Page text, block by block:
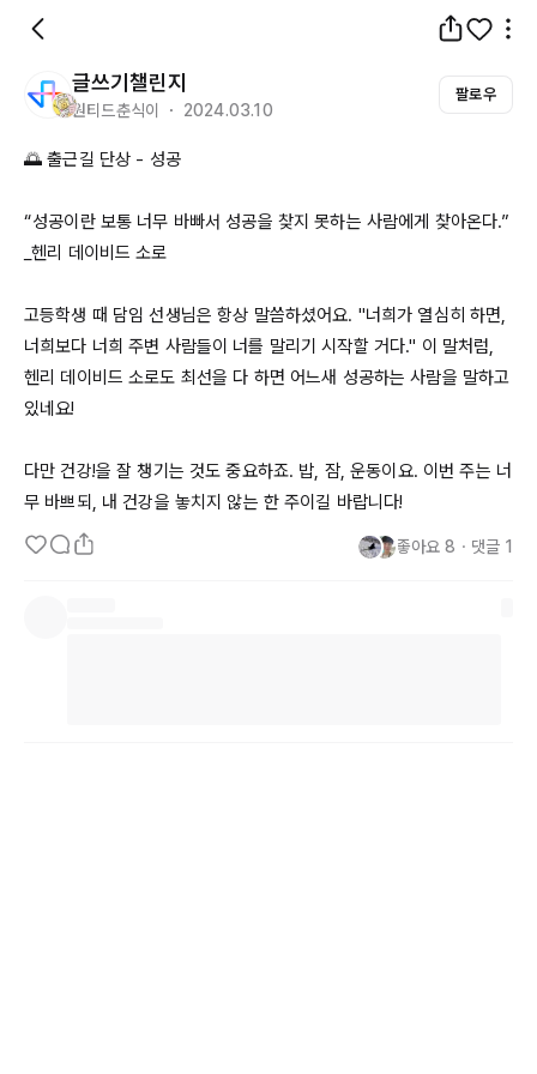
글쓰기챌린지
원티드춘식이 ・ 2024.03.10
팔로우
🌅 출근길 단상 - 성공
“성공이란 보통 너무 바빠서 성공을 찾지 못하는 사람에게 찾아온다.”
_헨리 데이비드 소로
고등학생 때 담임 선생님은 항상 말씀하셨어요. "너희가 열심히 하면,
너희보다 너희 주변 사람들이 너를 말리기 시작할 거다." 이 말처럼,
헨리 데이비드 소로도 최선을 다 하면 어느새 성공하는 사람을 말하고
있네요!
다만 건강!을 잘 챙기는 것도 중요하죠. 밥, 잠, 운동이요. 이번 주는 너
무 바쁘되, 내 건강을 놓치지 않는 한 주이길 바랍니다!
좋아요 8 ・ 댓글 1